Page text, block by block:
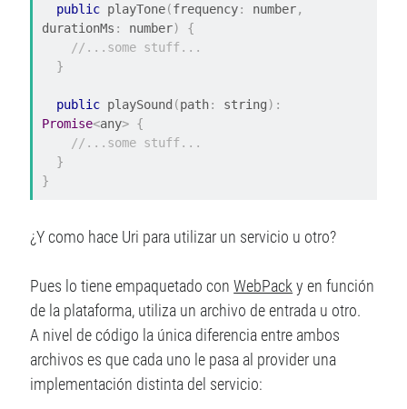
public playTone(frequency: number,
durationMs : number)
{
//...some stuff...
}
public playSound (path: string):
Promise<any> {
//...some stuff...
}
}
¿Y como hace Uri para utilizar un servicio u otro?
Pues lo tiene empaquetado conWebPack y en función
de la plataforma, utiliza un archivo de entrada u otro.
A nivel de código la única diferencia entre ambos
archivos es que cada uno le pasa al provider una
implementación distinta del servicio: